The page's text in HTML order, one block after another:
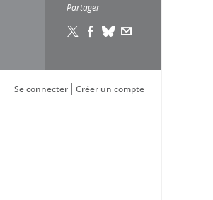
Partager
Créer un compte
Se connecter